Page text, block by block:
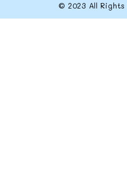
© 2023 All Rights